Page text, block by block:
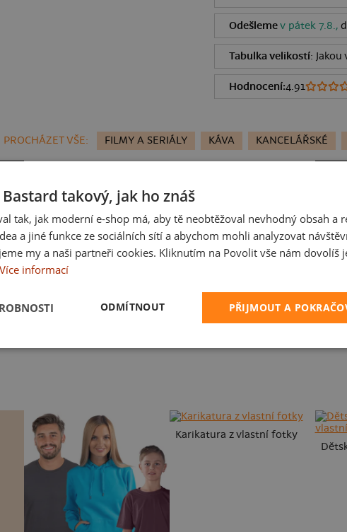
Odešlemev pátek 7.8.,
Tabulka velikostí: Jakou
Hodnocení:4.91
PROCHÁZET VŠE: FILMY A SERIÁLY KÁVA KANCELÁŘSKÉ
Karikatura z vlastní fotky
takový, jak ho znáš
tak, jak moderní e-shop má, aby tě neobtěžoval nevhodný obsah a
a jiné funkce ze sociálních sítí a abychom mohli analyzovat
my a naši partneři cookies. Kliknutím na Povolit vše nám dovolíš
Více informací
PŘIJMOUT A
ODMÍTNOUT